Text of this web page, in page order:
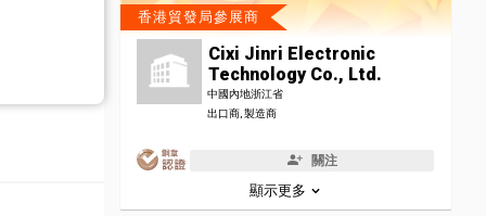
香港貿發局參展商
Cixi Jinri Electronic
Technology Co., Ltd.
中國內地浙江省
出口商, 製造商
關注
顯示更多